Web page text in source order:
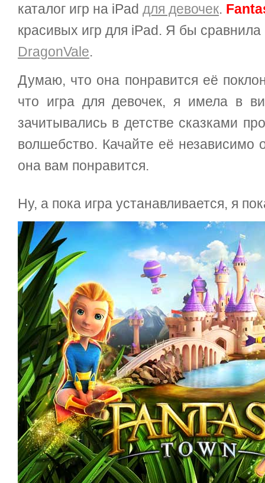
каталог игр на iPad для девочек.
красивых игр для iPad. Я бы сравнила
DragonVale.
Думаю, что она понравится её
что игра для девочек, я имела в
зачитывались в детстве сказками
волшебство. Качайте её независимо
она вам понравится.
Ну, а пока игра устанавливается, я